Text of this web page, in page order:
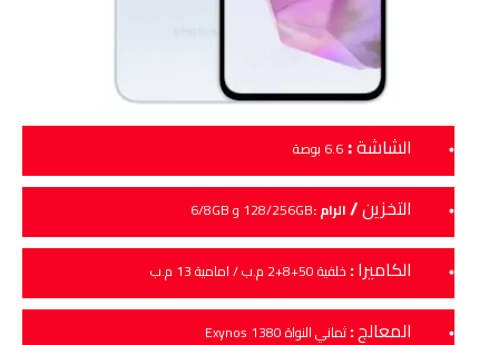
الشاشة: 6.6 بوصة
التخزين/الرام :128/256GB و 6/8GB
الكاميرا: خلفية 50+8+2 م.ب / امامية 13 م.ب
المعالج:ثماني النواة Exynos 1380